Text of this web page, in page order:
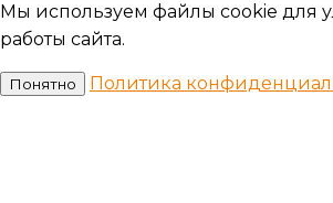
Мы используем файлы cookie для
работы сайта.
Понятно Политика